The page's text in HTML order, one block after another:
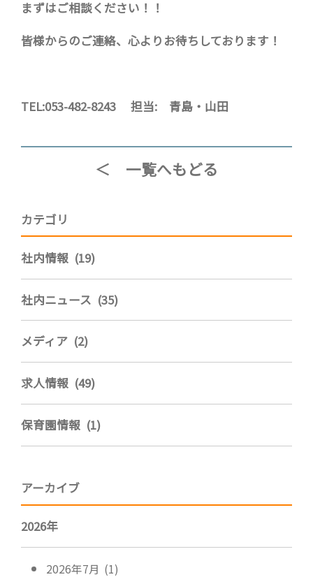
まずはご相談ください！！
皆様からのご連絡、心よりお待ちしております！
TEL:053-482-8243 担当: 青島・山田
＜ 一覧へもどる
カテゴリ
社内情報 (19)
社内ニュース (35)
メディア (2)
求人情報 (49)
保育園情報 (1)
アーカイブ
2026年
2026年7月 (1)